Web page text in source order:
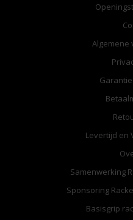
Algemene
Levertijd en
Samenwerking
Sponsoring
Basisgrip